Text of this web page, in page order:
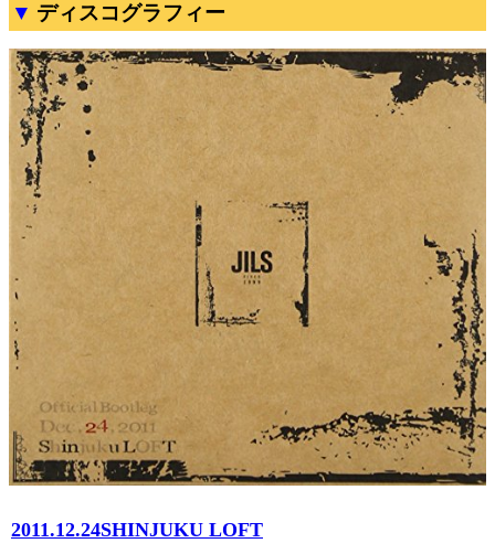
ディスコグラフィー
2011.12.24SHINJUKU LOFT